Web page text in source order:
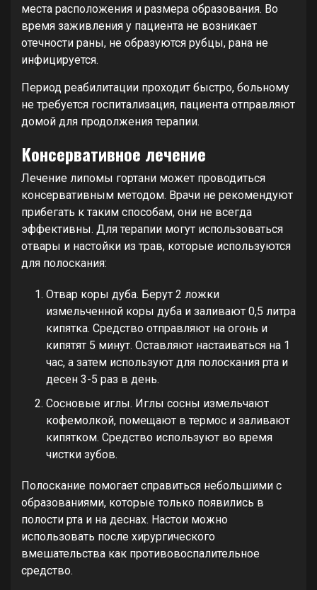
места расположения и размера образования. Во
время заживления у пациента не возникает
отечности раны, не образуются рубцы, рана не
инфицируется.
Период реабилитации проходит быстро, больному
не требуется госпитализация, пациента отправляют
домой для продолжения терапии.
Консервативное лечение
Лечение липомы гортани может проводиться
консервативным методом. Врачи не рекомендуют
прибегать к таким способам, они не всегда
эффективны. Для терапии могут использоваться
отвары и настойки из трав, которые используются
для полоскания:
Отвар коры дуба. Берут 2 ложки
измельченной коры дуба и заливают 0,5 литра
кипятка. Средство отправляют на огонь и
кипятят 5 минут. Оставляют настаиваться на 1
час, а затем используют для полоскания рта и
десен 3-5 раз в день.
Сосновые иглы. Иглы сосны измельчают
кофемолкой, помещают в термос и заливают
кипятком. Средство используют во время
чистки зубов.
Полоскание помогает справиться небольшими с
образованиями, которые только появились в
полости рта и на деснах. Настои можно
использовать после хирургического
вмешательства как противовоспалительное
средство.